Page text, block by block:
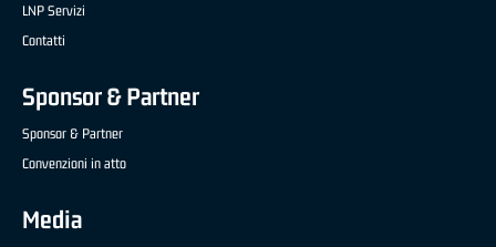
LNP Servizi
Contatti
Sponsor & Partner
Sponsor & Partner
Convenzioni in atto
Media